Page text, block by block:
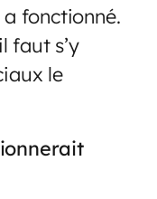
fonctionné.
faut s’y
le